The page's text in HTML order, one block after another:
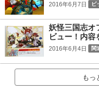
2016年6月7日 ビ
ソルカ
ノルカ
プリズンブレイカ
日ノ神
赤鬼呂布
妖怪三国志オ
ビュー！内容
2016年6月4日 関
もっ